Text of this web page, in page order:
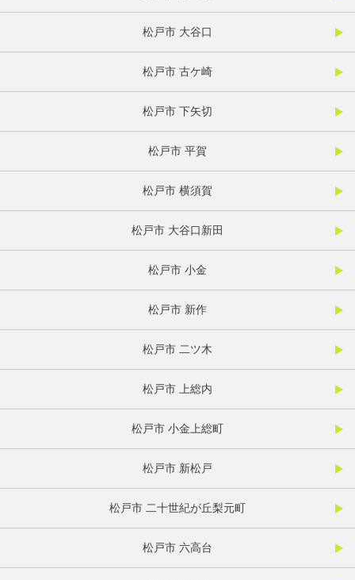
松戸市 大谷口
松戸市 古ケ崎
松戸市 下矢切
松戸市 平賀
松戸市 横須賀
松戸市 大谷口新田
松戸市 小金
松戸市 新作
松戸市 二ツ木
松戸市 上総内
松戸市 小金上総町
松戸市 新松戸
松戸市 二十世紀が丘梨元町
松戸市 六高台